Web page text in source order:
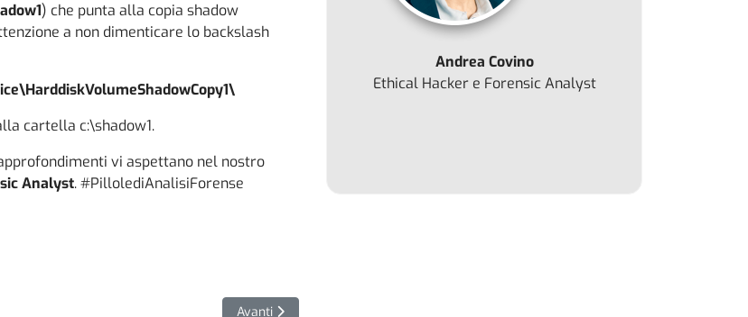
) che punta alla copia shadow
a non dimenticare lo backslash
cartella c:\shadow1.
vi aspettano nel nostro
Analyst. #PillolediAnalisiForense
Articolo successivo: Pagati oltre 700 milioni di $ di riscatti da ransomware
Avanti
Andrea Covino
Ethical Hacker e Forensic Analyst